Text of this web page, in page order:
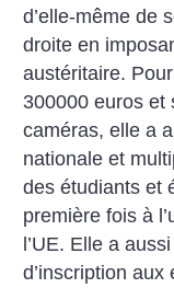
d’elle-même de
droite en
austéritaire.
300000 euros et
caméras, elle a
nationale et
des étudiants et
première fois à
l’UE. Elle a
d’inscription